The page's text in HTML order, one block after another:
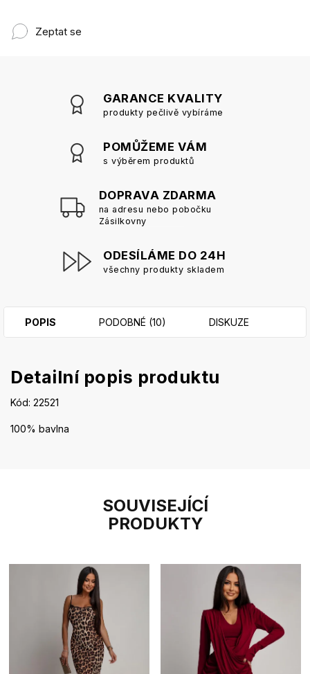
Zeptat se
GARANCE KVALITY
produkty pečlivě vybíráme
POMŮŽEME VÁM
s výběrem produktů
DOPRAVA ZDARMA
na adresu nebo pobočku
Zásilkovny
ODESÍLÁME DO 24H
všechny produkty skladem
SOUVISEJÍCÍ
PRODUKTY
POPIS PODOBNÉ (10) DISKUZE
Detailní popis produktu
Kód: 22521
100% bavlna